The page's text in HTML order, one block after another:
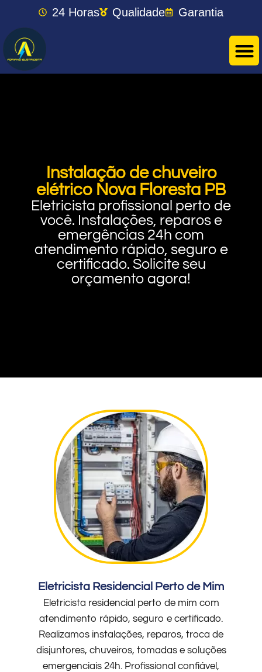
24 Horas Qualidade Garantia
Instalação de chuveiro
elétrico Nova Floresta PB
Eletricista profissional perto de
você. Instalações, reparos e
emergências 24h com
atendimento rápido, seguro e
certificado. Solicite seu
orçamento agora!
Eletricista Residencial Perto de Mim
Eletricista residencial perto de mim com
atendimento rápido, seguro e certificado.
Realizamos instalações, reparos, troca de
disjuntores, chuveiros, tomadas e soluções
emergenciais 24h. Profissional confiável,